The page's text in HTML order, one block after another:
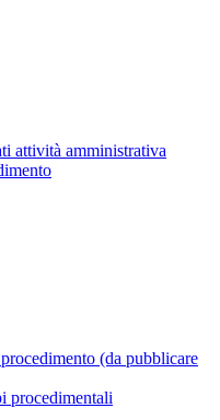
attività amministrativa
(da pubblicare
procedimentali